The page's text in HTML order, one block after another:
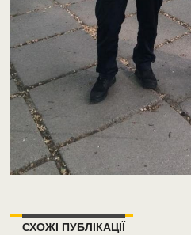
СХОЖІ ПУБЛІКАЦІЇ